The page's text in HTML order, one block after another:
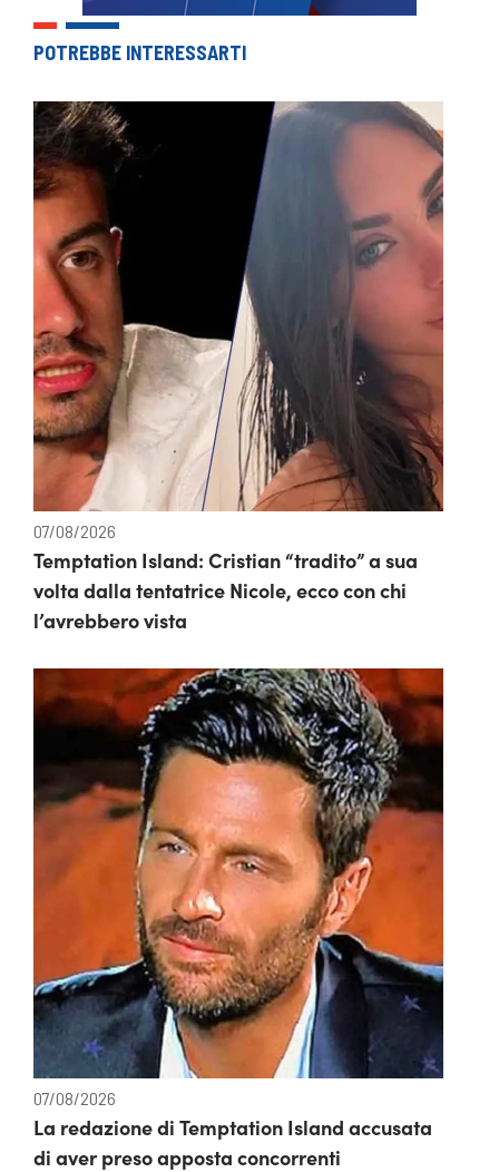
POTREBBE INTERESSARTI
07/08/2026
Temptation Island: Cristian “tradito” a sua
volta dalla tentatrice Nicole, ecco con chi
l’avrebbero vista
07/08/2026
La redazione di Temptation Island accusata
di aver preso apposta concorrenti